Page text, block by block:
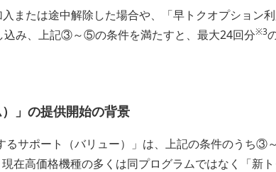
入または途中解除した場合や、「早トクオプション
込み、上記③～⑤の条件を満たすと、最大24回分※3
」の提供開始の背景
るサポート（バリュー）」は、上記の条件のうち③
在高価格機種の多くは同プログラムではなく「新